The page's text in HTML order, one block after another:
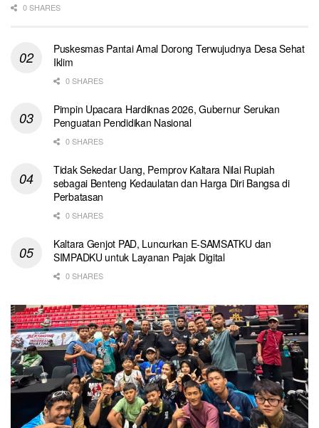
0 SHARES
Puskesmas Pantai Amal Dorong Terwujudnya Desa Sehat
Iklim
0 SHARES
Pimpin Upacara Hardiknas 2026, Gubernur Serukan
Penguatan Pendidikan Nasional
0 SHARES
Tidak Sekedar Uang, Pemprov Kaltara Nilai Rupiah
sebagai Benteng Kedaulatan dan Harga Diri Bangsa di
Perbatasan
0 SHARES
Kaltara Genjot PAD, Luncurkan E-SAMSATKU dan
SIMPADKU untuk Layanan Pajak Digital
0 SHARES